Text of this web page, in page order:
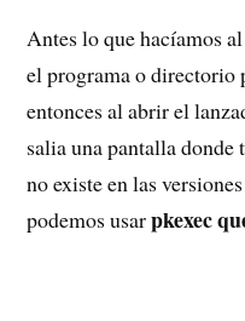
Antes lo que hacíamos
el programa o
entonces al abrir el
salia una pantalla
no existe en las
podemos usarpkexec